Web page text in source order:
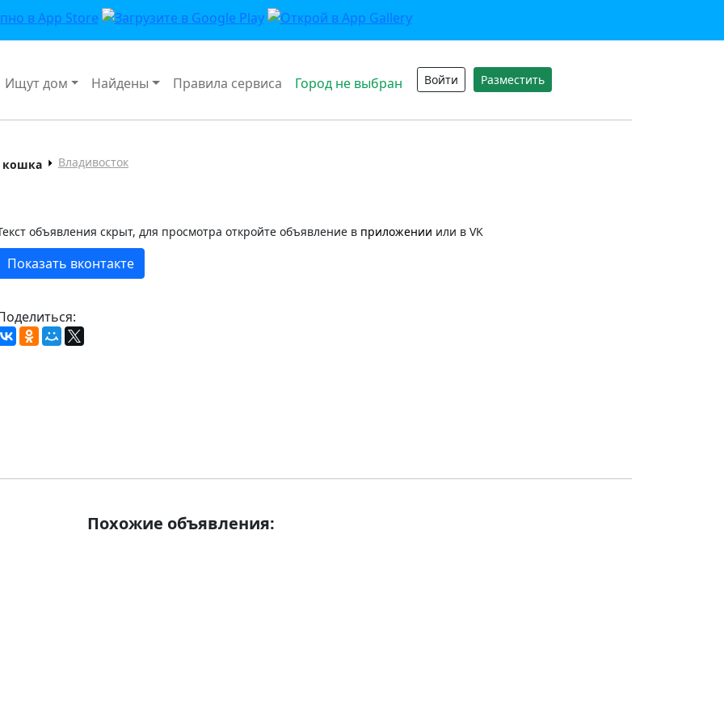
Ищут дом Найдены Правила сервиса Город не выбран Войти Разместить
кошка Владивосток
объявления скрыт, для просмотра откройте объявление в приложении или в VK
Показать вконтакте
Похожие объявления: